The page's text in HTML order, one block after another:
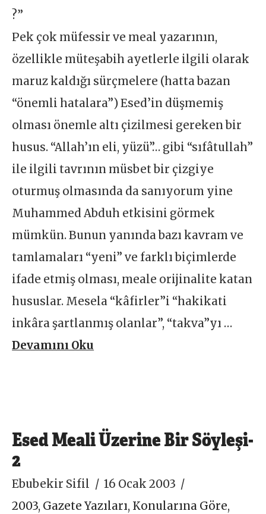
?”
Pek çok müfessir ve meal yazarının,
özellikle müteşabih ayetlerle ilgili olarak
maruz kaldığı sürçmelere (hatta bazan
“önemli hatalara”) Esed’in düşmemiş
olması önemle altı çizilmesi gereken bir
husus. “Allah’ın eli, yüzü”… gibi “sıfâtullah”
ile ilgili tavrının müsbet bir çizgiye
oturmuş olmasında da sanıyorum yine
Muhammed Abduh etkisini görmek
mümkün. Bunun yanında bazı kavram ve
tamlamaları “yeni” ve farklı biçimlerde
ifade etmiş olması, meale orijinalite katan
hususlar. Mesela “kâfirler”i “hakikati
inkâra şartlanmış olanlar”, “takva”yı …
Devamını Oku
Esed Meali Üzerine Bir Söyleşi-
2
Ebubekir Sifil
16 Ocak 2003
2003, Gazete Yazıları, Konularına Göre,